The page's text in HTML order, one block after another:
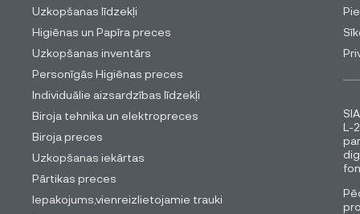
Uzkopšanas līdzekļi
Higiēnas un Papīra preces
Uzkopšanas inventārs
Personīgās Higiēnas preces
Individuālie aizsardzības līdzekļi
Biroja tehnika un elektropreces
Biroja preces
Uzkopšanas iekārtas
Pārtikas preces
Iepakojums,vienreizlietojamie trauki
L-